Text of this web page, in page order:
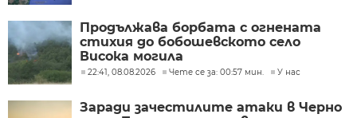
Продължава борбата с огнената
стихия до бобошевското село
Висока могила
22:41, 08.08.2026 Чете се за: 00:57 мин. У нас
Заради зачестилите атаки в Черно